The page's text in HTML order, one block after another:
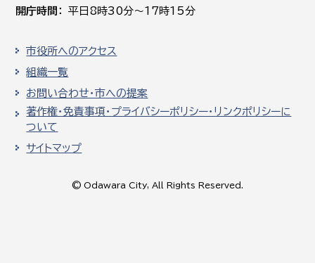
開庁時間
平日8時30分～17時15分
市役所へのアクセス
組織一覧
お問い合わせ・市への提案
著作権・免責事項・プライバシーポリシー・リンクポリシーに
ついて
サイトマップ
© Odawara City, All Rights Reserved.